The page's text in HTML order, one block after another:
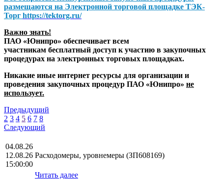
размещаются на Электронной торговой площадке ТЭК-
Торг https://tektorg.ru/
Важно знать!
ПАО «Юнипро» обеспечивает всем
участникам бесплатный доступ к участию в закупочных
процедурах на электронных торговых площадках.
Никакие иные интернет ресурсы для организации и
проведения закупочных процедур ПАО «Юнипро» не
использует.
Предыдущий
2 3 4 5 6 7 8
Следующий
04.08.26
12.08.26
15:00:00
Расходомеры, уровнемеры (ЗП608169)
Читать далее